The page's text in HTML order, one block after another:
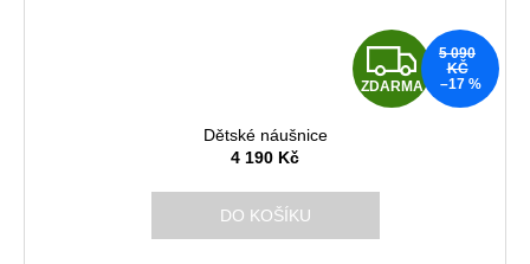
Z
D
ZDARMA
5 090
KČ
–17 %
Dětské náušnice
4 190 Kč
DO KOŠÍKU